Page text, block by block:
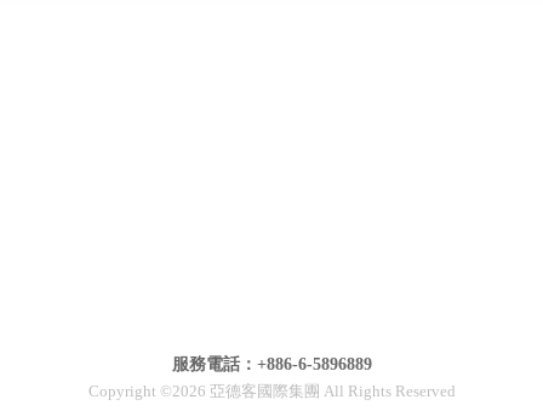
服務電話：+886-6-5896889
Copyright ©2026 亞德客國際集團 All Rights Reserved